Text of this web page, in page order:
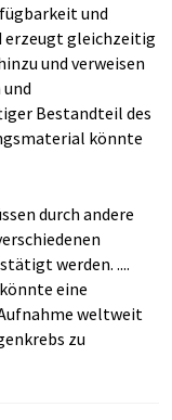
und
erzeugt gleichzeitig
und verweisen
Bestandteil des
könnte
durch andere
werden. ....
eine
weltweit
zu